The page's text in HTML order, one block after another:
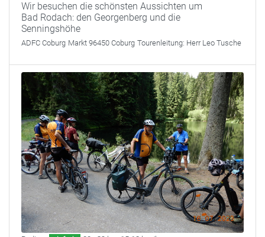
Wir besuchen die schönsten Aussichten um
Bad Rodach: den Georgenberg und die
Senningshöhe
ADFC Coburg Markt 96450 Coburg Tourenleitung: Herr Leo Tusche